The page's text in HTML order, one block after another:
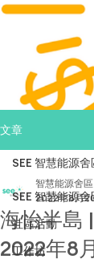
文章
SEE 智慧能源舍
社區活動
工作坊
SEE 智慧能源舍
海怡半島
2022年8
智慧能源舍
2022年8月